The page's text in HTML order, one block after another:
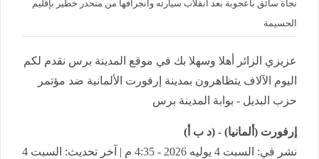
نجاة سائق بأعجوبة بعد انقلاب سيارته وانجرافها من منحدر خطير بإقليم
الحسيمة
عزيزي الزائر أهلا وسهلا بك في موقع المدينة برس نقدم لكم
اليوم الآلاف يتظاهرون بمدينة إرفورت الألمانية ضد مؤتمر
حزب البديل - بوابة المدينة برس
إرفورت (ألمانيا) - (د ب أ)
نشر في: السبت 4 يوليه 2026 - 4:35 م | آخر تحديث: السبت 4